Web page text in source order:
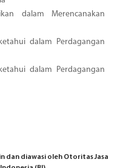
dalam Merencanakan
dalam Perdagangan
dalam Perdagangan
dan diawasi oleh Otoritas Jasa